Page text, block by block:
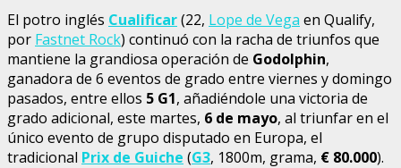
El potro inglés Cualificar(22, Lope de Vega en Qualify,
por Fastnet Rock) continuó con la racha de triunfos que
mantiene la grandiosa operación de Godolphin,
ganadora de 6 eventos de grado entre viernes y domingo
pasados, entre ellos 5 G1, añadiéndole una victoria de
grado adicional, este martes, 6 de mayo, al triunfar en el
único evento de grupo disputado en Europa, el
tradicional Prix de Guiche (G3, 1800m, grama, € 80.000).